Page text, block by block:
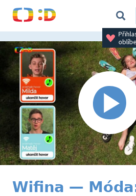
Wifina —